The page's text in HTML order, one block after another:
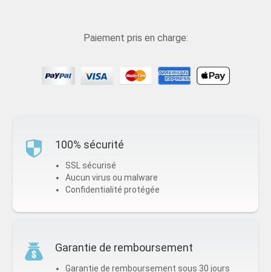
Paiement pris en charge:
100% sécurité
SSL sécurisé
Aucun virus ou malware
Confidentialité protégée
Garantie de remboursement
Garantie de remboursement sous 30 jours